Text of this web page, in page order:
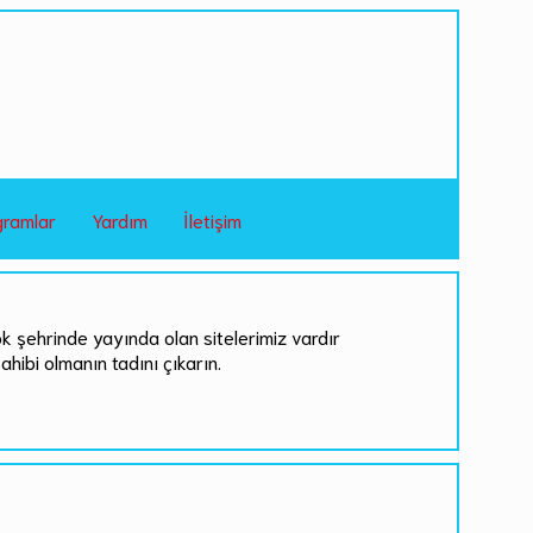
Yardım İletişim
yayında olan sitelerimiz vardır
olmanın tadını çıkarın.